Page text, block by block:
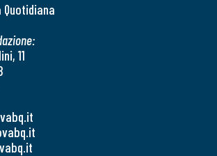
Quotidiana
11